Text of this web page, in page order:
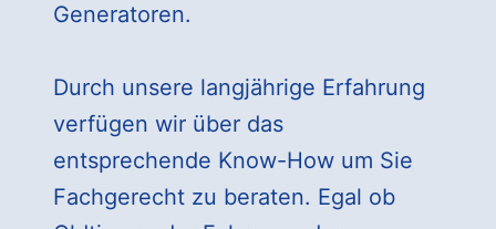
Generatoren.
Durch unsere langjährige Erfahrung
verfügen wir über das
entsprechende Know-How um Sie
Fachgerecht zu beraten. Egal ob